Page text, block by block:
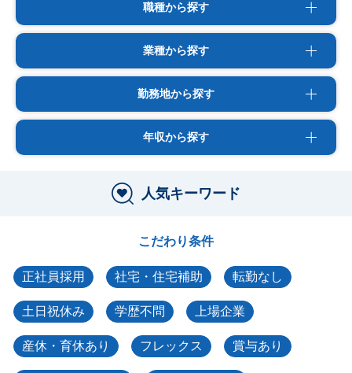
職種から探す
業種から探す
勤務地から探す
年収から探す
人気キーワード
こだわり条件
正社員採用 社宅・住宅補助 転勤なし
土日祝休み 学歴不問 上場企業
産休・育休あり フレックス 賞与あり